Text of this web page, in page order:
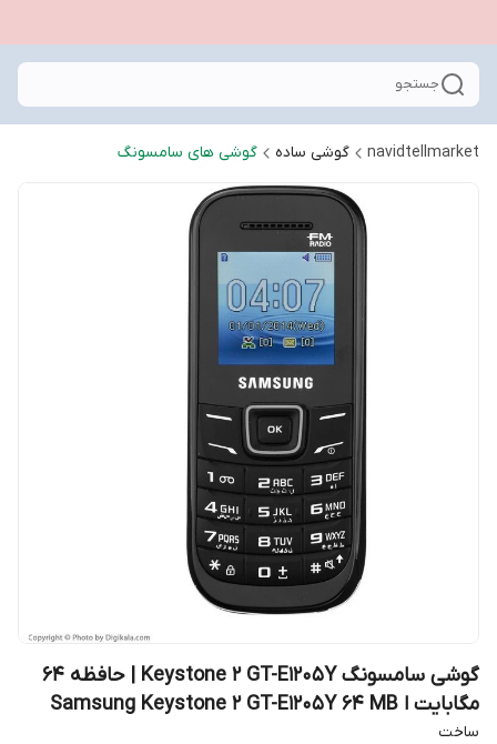
جستجو
navidtellmarket گوشی ساده گوشی های سامسونگ
گوشی سامسونگ Keystone 2 GT-E1205Y | حافظه 64
مگابایت ا Samsung Keystone 2 GT-E1205Y 64 MB
ساخت